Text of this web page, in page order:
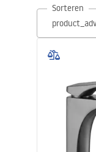
Baden
Sorteren